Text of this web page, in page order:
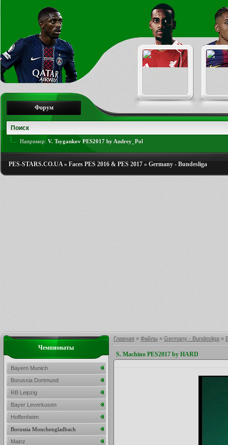
Форум
Например: V. Tsygankov PES2017 by Andrey_Pol
PES-STARS.CO.UA» Faces PES 2016 & PES 2017 » Germany - Bundesliga
Главная » Файлы » Germany - Bundesliga »
S. Machino PES2017 by HARD
Чемпионаты
Bayern Munich
Borussia Dortmund
RB Leipzig
Bayer Leverkusen
Hoffenheim
Borussia Monchengladbach
Mainz